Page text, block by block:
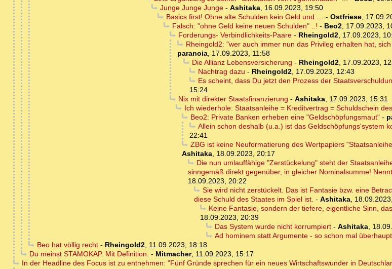
Junge Junge Junge- Ashitaka, 16.09.2023, 19:50
Basics first! Ohne alte Schulden kein Geld und … - Ostfriese,
Falsch: "ohne Geld keine neuen Schulden" ..! - Beo2, 17.09.2023,
Forderungs- Verbindlichkeits-Paare- Rheingold2, 17.09.2023,
Rheingold2: "wer auch immer nun das Privileg erhalten hat,
paranoia, 17.09.2023, 11:58
Die Allianz Lebensversicherung - Rheingold2, 17.09.2023,
Nachtrag dazu - Rheingold2, 17.09.2023, 12:43
Es scheint, dass Du jetzt den Prozess der
15:24
Nix mit direkter Staatsfinanzierung - Ashitaka, 17.09.2023, 15:31
Ich wiederhole: Staatsanleihe = Kreditvertrag = Schuldschein
Beo2: Private Banken erheben eine "Geldschöpfungsmaut"-
Allein schon deshalb (u.a.) ist das Geldschöpfungs'system
22:41
ZBG ist keine Neuformatierung des Wertpapiers
Ashitaka, 18.09.2023, 20:17
Die nun umlauffähige "Zerstückelung" steht der
sinngemäß direkt gegenüber, in gleicher Nominalsumme!
18.09.2023, 20:22
Sie wird nicht zerstückelt. Das ist Fantasie bzw. eine
diese Schuld des Staates im Spiel ist. - Ashitaka,
Keine Fantasie, sondern der tiefere, eigentliche Sinn,
18.09.2023, 20:39
Das System wurde nicht korrumpiert- Ashitaka,
Ad hominem statt Argumente - so schon mal
Beo hat völlig recht- Rheingold2, 11.09.2023, 18:18
Du meinst STAMOKAP. Mit Definition. - Mitmacher, 11.09.2023, 15:17
In der Headline des Focus ist zu entnehmen: "Fünf Gründe sprechen für ein neues Wirtschaftswunder in